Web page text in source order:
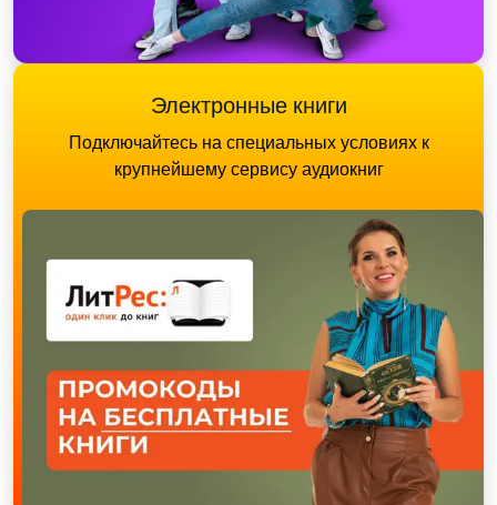
Электронные книги
Подключайтесь на специальных условиях к
крупнейшему сервису аудиокниг